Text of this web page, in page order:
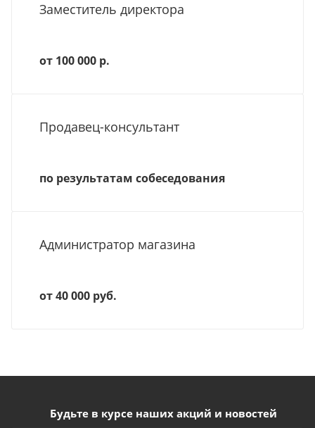
Заместитель директора
от 100 000 р.
Продавец-консультант
по результатам собеседования
Администратор магазина
от 40 000 руб.
Будьте в курсе наших акций и новостей